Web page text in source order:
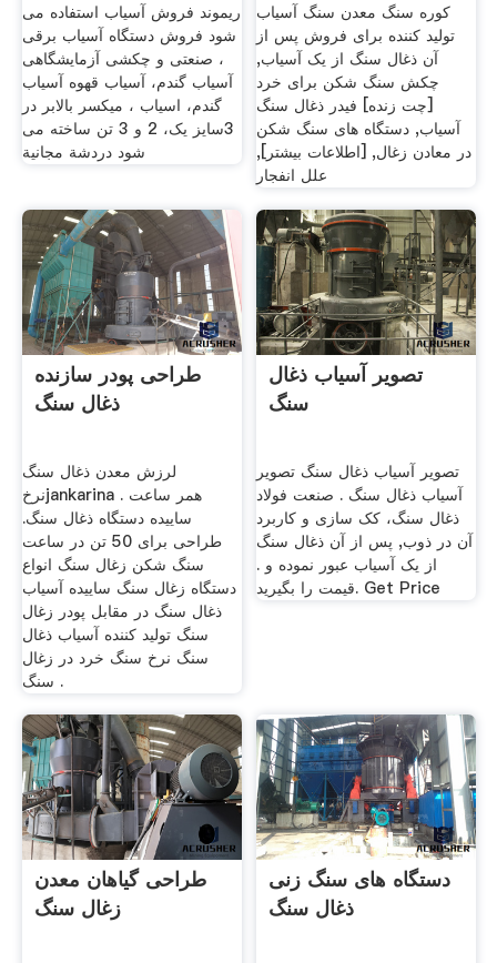
ریموند فروش آسیاب استفاده می
شود فروش دستگاه آسیاب برقی
، صنعتی و چکشی آزمایشگاهی
آسیاب گندم، آسیاب قهوه آسیاب
گندم، اسیاب ، میکسر بالابر در
3سایز یک، 2 و 3 تن ساخته می
شود دردشة مجانية
کوره سنگ معدن سنگ آسیاب
تولید کننده برای فروش پس از
آن ذغال سنگ از یک آسیاب,
چکش سنگ شکن برای خرد
[چت زنده] فیدر ذغال سنگ
آسیاب, دستگاه های سنگ شکن
در معادن زغال, [اطلاعات بیشتر],
علل انفجار
طراحی پودر سازنده
ذغال سنگ
لرزش معدن ذغال سنگ
نرخjankarina . همر ساعت
ساییده دستگاه ذغال سنگ.
طراحی برای 50 تن در ساعت
سنگ شکن زغال سنگ انواع
دستگاه زغال سنگ ساییده آسیاب
ذغال سنگ در مقابل پودر زغال
سنگ تولید کننده آسیاب ذغال
سنگ نرخ سنگ خرد در زغال
سنگ .
تصویر آسیاب ذغال
سنگ
تصویر آسیاب ذغال سنگ تصویر
آسیاب ذغال سنگ . صنعت فولاد
ذغال سنگ، کک سازی و کاربرد
آن در ذوب, پس از آن ذغال سنگ
از یک آسیاب عبور نموده و .
قیمت را بگیرید. Get Price
طراحی گیاهان معدن
زغال سنگ
دستگاه های سنگ زنی
ذغال سنگ